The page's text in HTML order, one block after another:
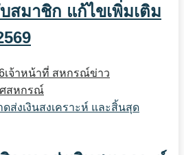
สมาชิก แก้ไขเพิ่มเติม
เจ้าหน้าที่ สหกรณ์ข่าว
สหกรณ์